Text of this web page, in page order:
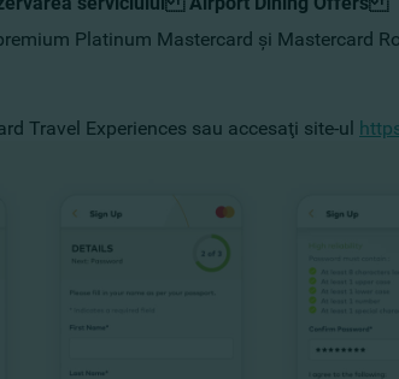
Platinum Mastercard şi Mastercard
Travel Experiences sau accesaţi site-ul